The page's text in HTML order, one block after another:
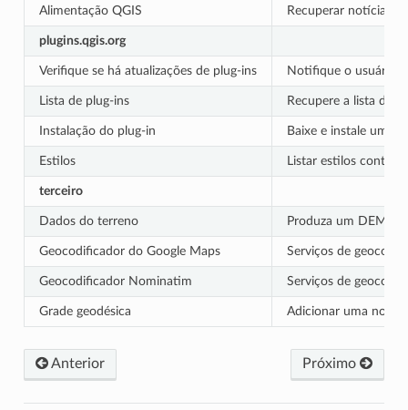
Alimentação QGIS Recuperar notícias
plugins.qgis.org
Verifique se há atualizações de plug-ins Notifique o usuário
Lista de plug-ins Recupere a lista de
Instalação do plug-in Baixe e instale um
Estilos Listar estilos
terceiro
Dados do terreno Produza um DEM
Geocodificador do Google Maps Serviços de
Geocodificador Nominatim Serviços de
Grade geodésica Adicionar uma nova
Anterior Próximo